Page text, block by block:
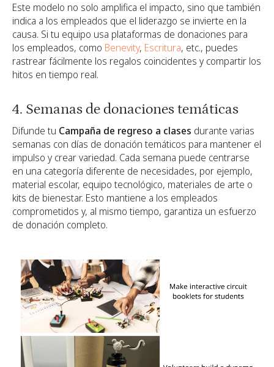
Este modelo no solo amplifica el impacto, sino que también
indica a los empleados que el liderazgo se invierte en la
causa. Si tu equipo usa plataformas de donaciones para
los empleados, como Benevity, Escritura, etc., puedes
rastrear fácilmente los regalos coincidentes y compartir los
hitos en tiempo real.
4. Semanas de donaciones temáticas
Difunde tu Campaña de regreso a clases durante varias
semanas con días de donación temáticos para mantener el
impulso y crear variedad. Cada semana puede centrarse
en una categoría diferente de necesidades, por ejemplo,
material escolar, equipo tecnológico, materiales de arte o
kits de bienestar. Esto mantiene a los empleados
comprometidos y, al mismo tiempo, garantiza un esfuerzo
de donación completo.